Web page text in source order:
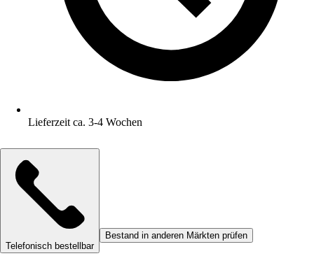
Lieferzeit ca. 3-4 Wochen
Telefonisch bestellbar
Bestand in anderen Märkten prüfen